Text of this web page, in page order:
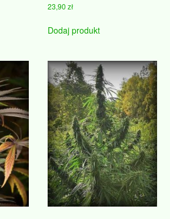
23,90zł
Dodaj produkt